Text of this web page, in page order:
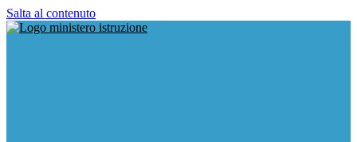
Salta al contenuto